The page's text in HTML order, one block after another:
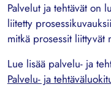
Palvelut ja tehtävät on
liitetty
mitkä prosessit liittyvät
Lue lisää palvelu- ja
Palvelu- ja